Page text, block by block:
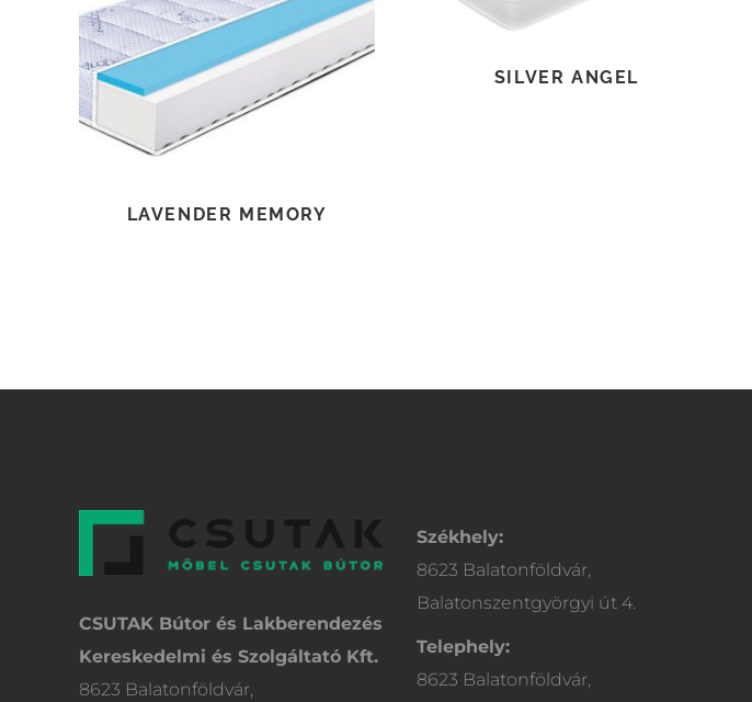
TOVÁBB OLVASOM
LAVENDER MEMORY
SILVER ANGEL
CSUTAK Bútor és Lakberendezés
Kereskedelmi és Szolgáltató Kft.
8623 Balatonföldvár,
Székhely:
8623 Balatonföldvár,
Balatonszentgyörgyi út 4.
Telephely:
8623 Balatonföldvár,